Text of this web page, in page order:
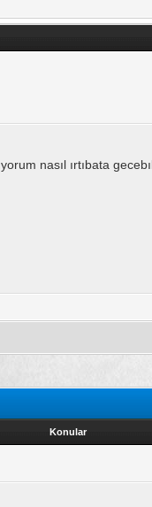
nasıl ırtıbata
Konular